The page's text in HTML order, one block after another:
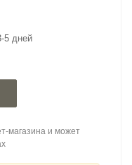
5 дней
магазина и может